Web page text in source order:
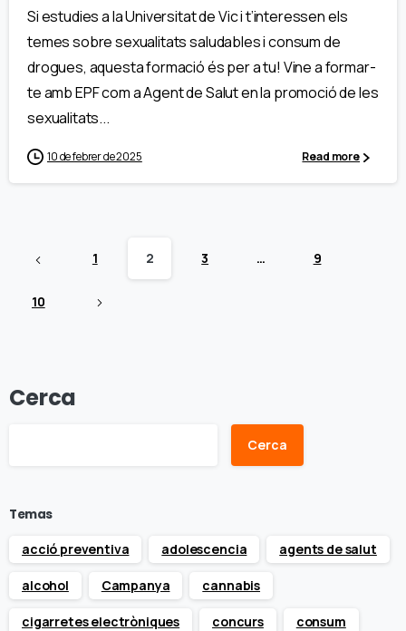
Si estudies a la Universitat de Vic i t’interessen els
temes sobre sexualitats saludables i consum de
drogues, aquesta formació és per a tu! Vine a formar-
te amb EPF com a Agent de Salut en la promoció de les
sexualitats...
10 de febrer de 2025 Read more
1 2 3 … 9
10
Cerca
Cerca
Temas
acció preventiva
adolescencia agents de salut
alcohol Campanya cannabis
cigarretes electròniques concurs consum